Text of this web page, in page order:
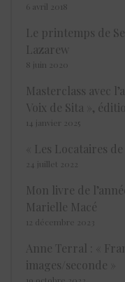
6 avril 2018
Le printemps de
Lazarew
8 juin 2020
Masterclass avec
Voix de Sita »,
14 janvier 2025
« Les Locataires
24 juillet 2022
Mon livre de
Marielle Macé
12 décembre 2023
Anne Terral : «
images/seconde »